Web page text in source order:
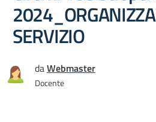
SERVIZIO
daWebmaster
Docente